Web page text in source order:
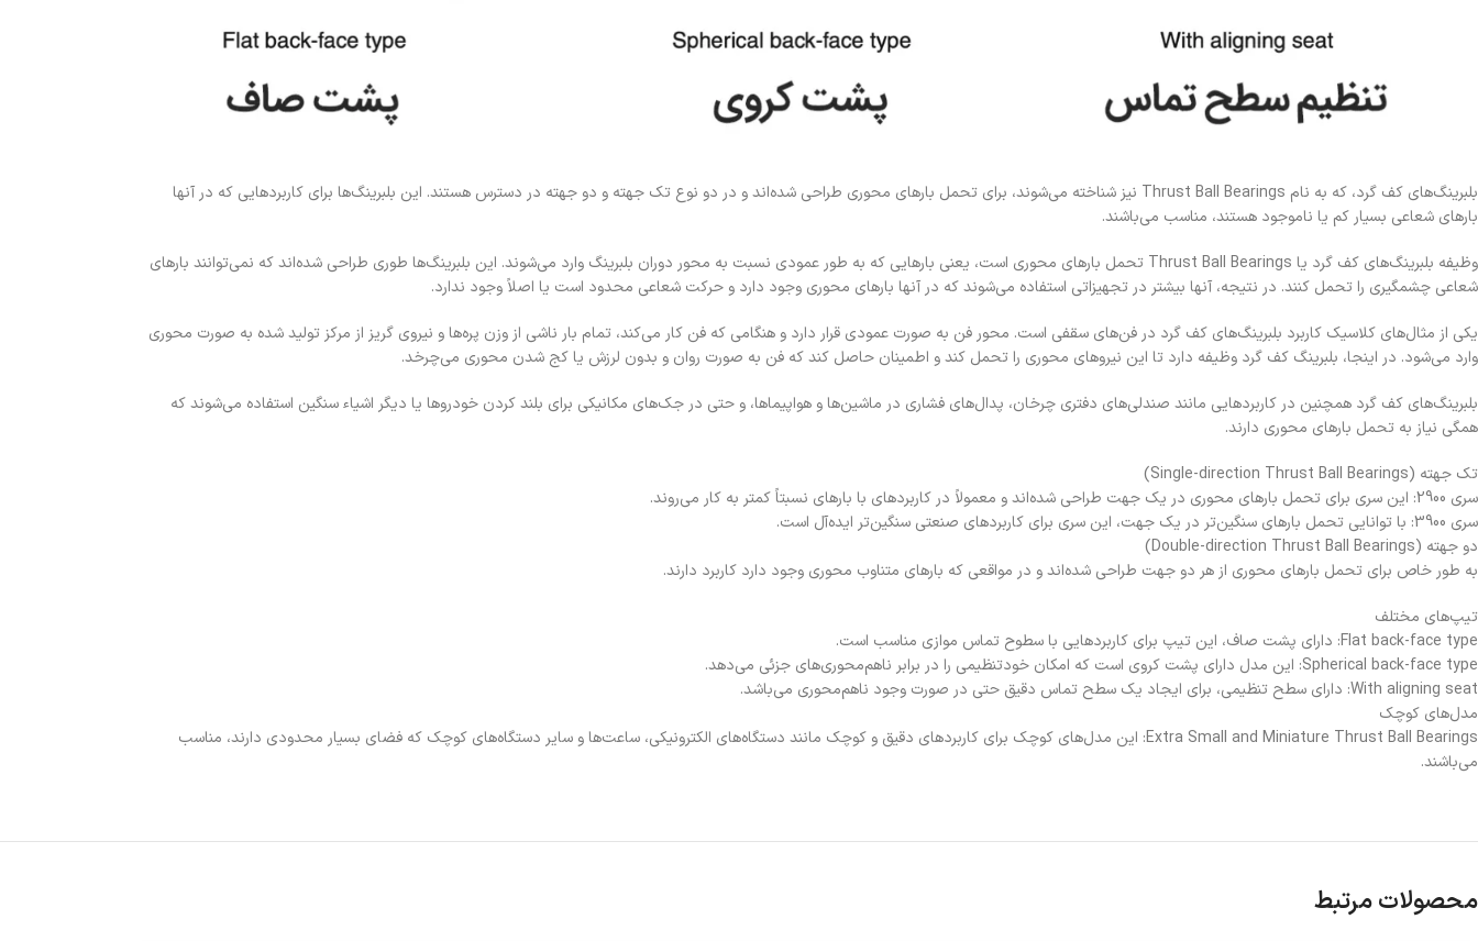
بلبرینگ‌های کف گرد، که به نام Thrust Ball Bearings نیز شناخته می‌شوند، برای تحمل بارهای محوری طراحی شده‌اند و در دو نوع تک جهته و دو جهته در دسترس هستند. این بلبرینگ‌ها برای کاربردهایی که در آنها
بارهای شعاعی بسیار کم یا ناموجود هستند، مناسب می‌باشند.
وظیفه بلبرینگ‌های کف گرد یا Thrust Ball Bearings تحمل بارهای محوری است، یعنی بارهایی که به طور عمودی نسبت به محور دوران بلبرینگ وارد می‌شوند. این بلبرینگ‌ها طوری طراحی شده‌اند که نمی‌توانند بارهای
شعاعی چشمگیری را تحمل کنند. در نتیجه، آنها بیشتر در تجهیزاتی استفاده می‌شوند که در آنها بارهای محوری وجود دارد و حرکت شعاعی محدود است یا اصلاً وجود ندارد.
یکی از مثال‌های کلاسیک کاربرد بلبرینگ‌های کف گرد در فن‌های سقفی است. محور فن به صورت عمودی قرار دارد و هنگامی که فن کار می‌کند، تمام بار ناشی از وزن پره‌ها و نیروی گریز از مرکز تولید شده به صورت محوری
وارد می‌شود. در اینجا، بلبرینگ کف گرد وظیفه دارد تا این نیروهای محوری را تحمل کند و اطمینان حاصل کند که فن به صورت روان و بدون لرزش یا کج شدن محوری می‌چرخد.
بلبرینگ‌های کف گرد همچنین در کاربردهایی مانند صندلی‌های دفتری چرخان، پدال‌های فشاری در ماشین‌ها و هواپیماها، و حتی در جک‌های مکانیکی برای بلند کردن خودروها یا دیگر اشیاء سنگین استفاده می‌شوند که
همگی نیاز به تحمل بارهای محوری دارند.
تک جهته (Single-direction Thrust Ball Bearings)
سری 2900: این سری برای تحمل بارهای محوری در یک جهت طراحی شده‌اند و معمولاً در کاربردهای با بارهای نسبتاً کمتر به کار می‌روند.
سری 3900: با توانایی تحمل بارهای سنگین‌تر در یک جهت، این سری برای کاربردهای صنعتی سنگین‌تر ایده‌آل است.
دو جهته (Double-direction Thrust Ball Bearings)
به طور خاص برای تحمل بارهای محوری از هر دو جهت طراحی شده‌اند و در مواقعی که بارهای متناوب محوری وجود دارد کاربرد دارند.
تیپ‌های مختلف
Flat back-face type: دارای پشت صاف، این تیپ برای کاربردهایی با سطوح تماس موازی مناسب است.
Spherical back-face type: این مدل دارای پشت کروی است که امکان خودتنظیمی را در برابر ناهم‌محوری‌های جزئی می‌دهد.
With aligning seat: دارای سطح تنظیمی، برای ایجاد یک سطح تماس دقیق حتی در صورت وجود ناهم‌محوری می‌باشد.
مدل‌های کوچک
Extra Small and Miniature Thrust Ball Bearings: این مدل‌های کوچک برای کاربردهای دقیق و کوچک مانند دستگاه‌های الکترونیکی، ساعت‌ها و سایر دستگاه‌های کوچک که فضای بسیار محدودی دارند، مناسب
می‌باشند.
محصولات مرتبط